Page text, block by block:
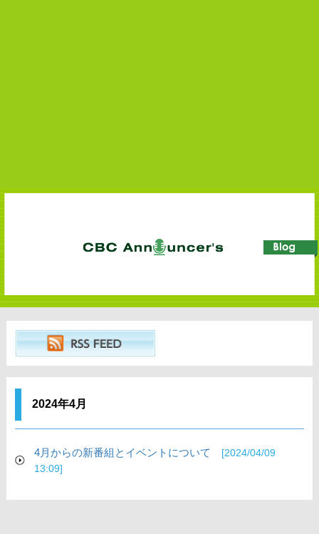
2024年4月
4月からの新番組とイベントについて
[2024/04/09
13:09]